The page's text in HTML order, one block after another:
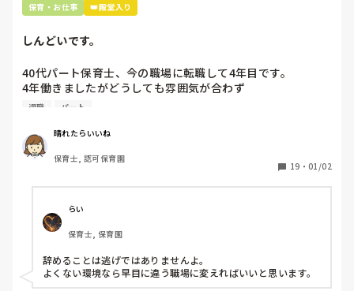
保育・お仕事 👑殿堂入り
しんどいです。
40代パート保育士、今の職場に転職して4年目です。
4年働きましたがどうしても雰囲気が合わず
退職しようと思っています。
周りの職員は、勤続10年以上から何十年という先生がほとん
どです。
保護者子どもの愚痴悪口が多く、
今で言う不適切保育も
仕方ないよね
もう何も言わずに
子どもの言いなりになればいいんだね
などいう意見で…
上の先生に相談することは難しそうです。
退職 パート
晴れたらいいね
保育士, 認可保育園
19 ・ 01/02
らい
保育士, 保育園
辞めることは逃げではありませんよ。
よくない環境なら早目に違う職場に変えればいいと思います。